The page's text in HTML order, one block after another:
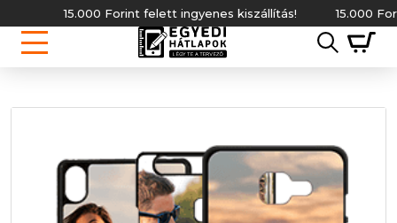
15.000 Forint felett ingyenes kiszállítás! 15.000